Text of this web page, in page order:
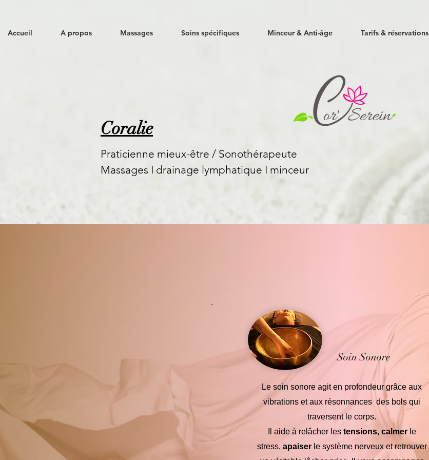
Coralie
Praticienne mieux-être / Sonothérapeute
Massages I drainage lymphatique I minceur
Accueil A propos Massages Soins spécifiques Minceur & Anti-âge Tarifs & réservations
Soin Sonore
Le soin sonore agit en profondeur grâce aux
vibrations et aux résonnances des bols qui
traversent le corps.
Il aide à relâcher les tensions, calmerle
stress, apaiserle système nerveux et retrouver